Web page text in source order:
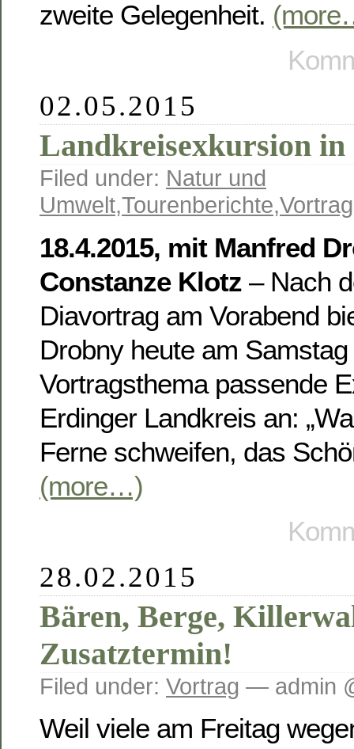
zweite Gelegenheit.
02.05.2015
Landkreisexkursion in
Filed under: Natur und
Umwelt,Tourenberichte,Vortrag
18.4.2015, mit Manfred
Constanze Klotz – Nach
Diavortrag am Vorabend
Drobny heute am
Vortragsthema passende
Erdinger Landkreis an:
Ferne schweifen, das
(more…)
28.02.2015
Bären, Berge,
Zusatztermin!
Filed under: Vortrag — admin
Weil viele am Freitag